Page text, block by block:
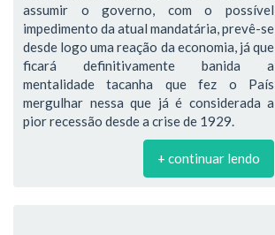
assumir o governo, com o possível
impedimento da atual mandatária, prevê-se
desde logo uma reação da economia, já que
ficará definitivamente banida a
mentalidade tacanha que fez o País
mergulhar nessa que já é considerada a
pior recessão desde a crise de 1929.
+ continuar lendo